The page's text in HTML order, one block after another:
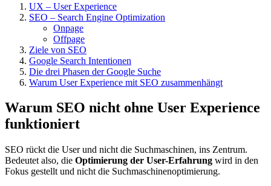
UX – User Experience
SEO – Search Engine Optimization
Onpage
Offpage
Ziele von SEO
Google Search Intentionen
Die drei Phasen der Google Suche
Warum User Experience mit SEO zusammenhängt
Warum SEO nicht ohne User Experience
funktioniert
SEO rückt die User und nicht die Suchmaschinen, ins Zentrum.
Bedeutet also, die Optimierung der User-Erfahrung wird in den
Fokus gestellt und nicht die Suchmaschinenoptimierung.